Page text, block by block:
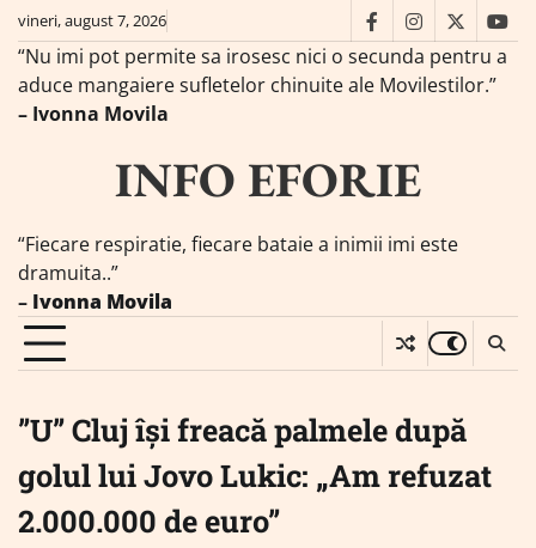
Skip
content
vineri, august 7, 2026 facebookinstagram
twitter
“Nu imi pot permite sa irosesc nici o secunda pentru a
aduce mangaiere sufletelor chinuite ale Movilestilor.”
– Ivonna Movila
INFO EFORIE
“Fiecare respiratie, fiecare bataie a inimii imi este
dramuita..”
– Ivonna Movila
”U” Cluj își freacă palmele după
golul lui Jovo Lukic: „Am refuzat
2.000.000 de euro”